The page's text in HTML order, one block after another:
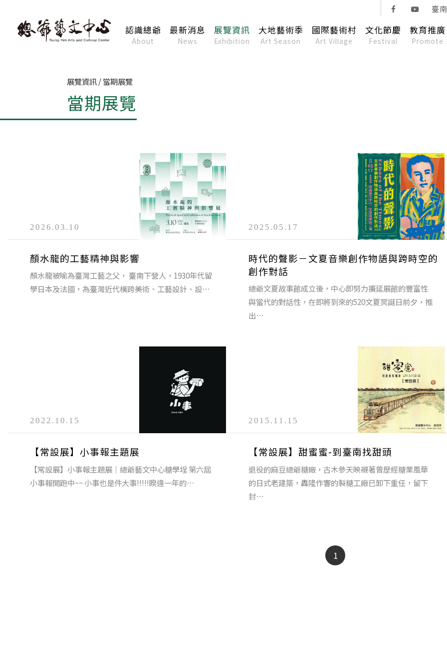
臺
認識總爺
About
最新消息
News
展覽資訊
Exhibition
大地藝術季
Art Season
國際藝術村
Art Village
文化節慶
Festival
教育推廣
Promote
展覽資訊 / 當期展覽
當期展覽
2026.03.10
顏水龍的工藝精神與影響
顏水龍被喻為臺灣工藝之父， 臺南下營人，1930年代留
學日本及法國，為臺灣近代橫跨美術、工藝設計、設⋯
2025.05.17
時代的聲影－文夏音樂創作物語與跨時空的
創作對話
總爺文夏故事館成立後，中心即努力擴延展館的豐富性
與當代的對話性，在即將到來的520文夏冥誕日前夕，推
出⋯
2022.10.15
【常設展】小事報主題展
【常設展】小事報主題展│總爺藝文中心糖學埕 第六屆
小事報開跑中~~ 小事也是件大事!!!!!睽違一年的⋯
2015.11.15
【常設展】甜蜜蜜-到臺南找甜頭
退役的麻豆總爺糖廠，古木參天映襯著曾歷經糖業風華
的日式老建築，轟隆作響的製糖工廠已卸下重任，留下
封⋯
1